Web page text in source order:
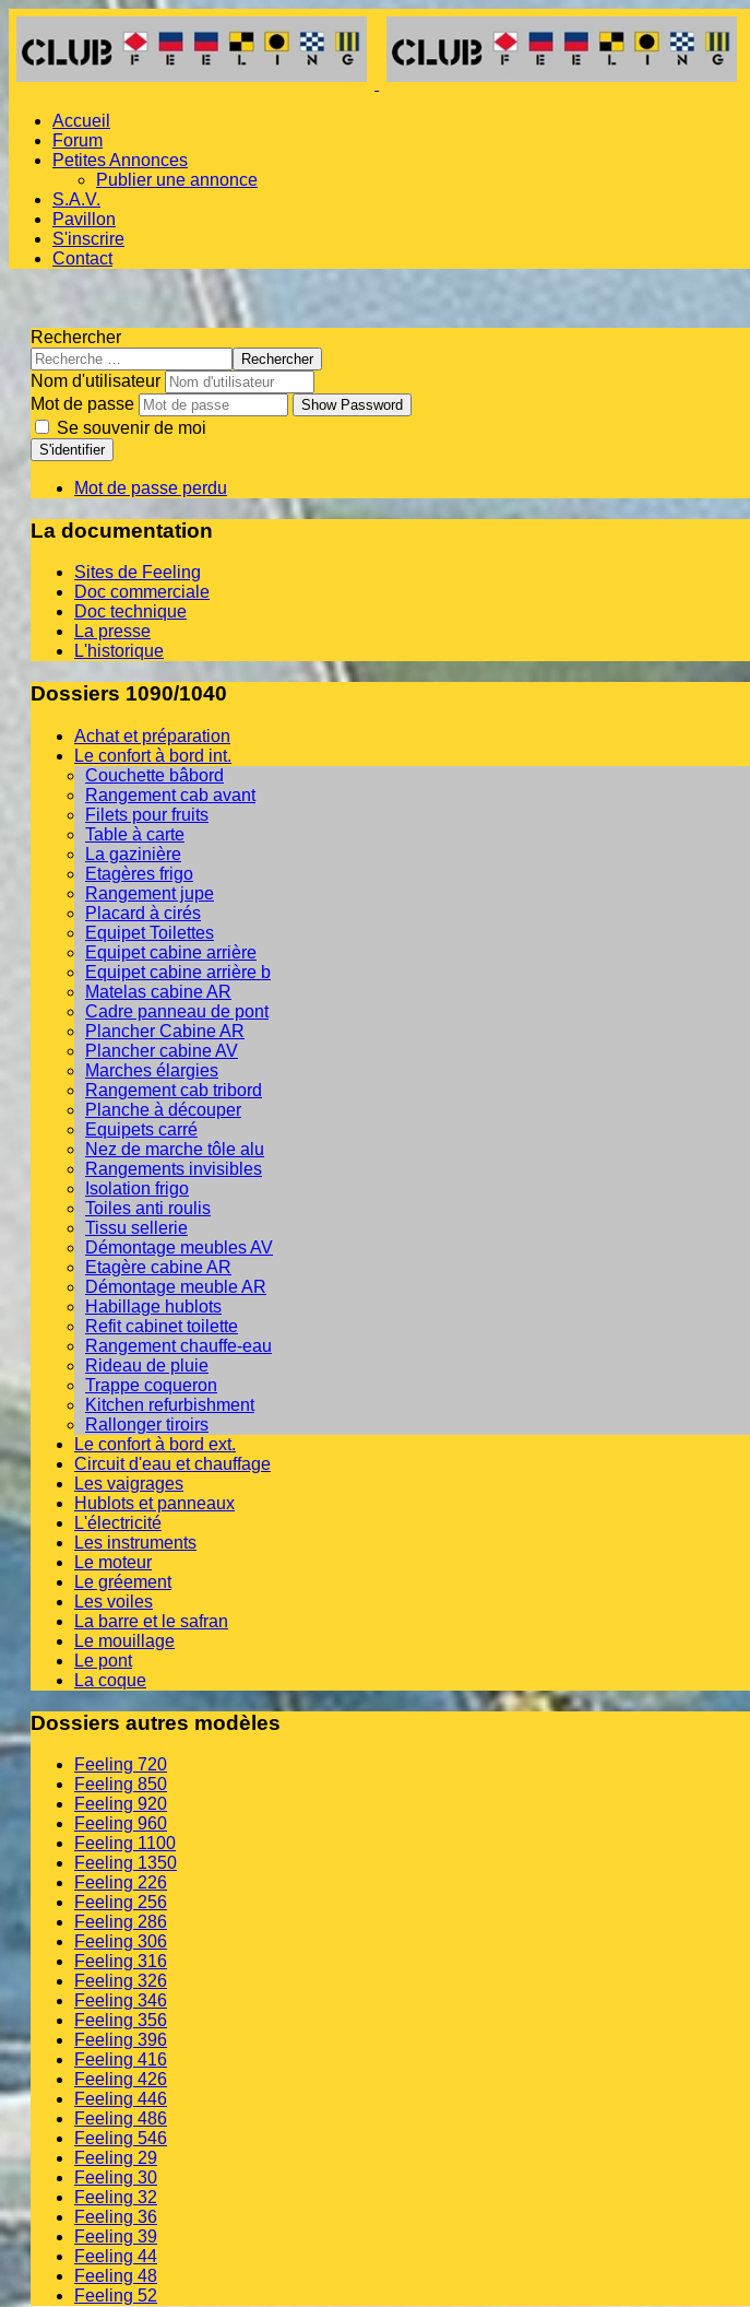
Accueil
Forum
Petites Annonces
Publier une annonce
S.A.V.
Pavillon
S'inscrire
Contact
Rechercher
Rechercher
Nom d'utilisateur
Mot de passe
Show Password
Se souvenir de moi
S'identifier
Mot de passe perdu
La documentation
Sites de Feeling
Doc commerciale
Doc technique
La presse
L'historique
Dossiers 1090/1040
Achat et préparation
Le confort à bord int.
Couchette bâbord
Rangement cab avant
Filets pour fruits
Table à carte
La gazinière
Etagères frigo
Rangement jupe
Placard à cirés
Equipet Toilettes
Equipet cabine arrière
Equipet cabine arrière b
Matelas cabine AR
Cadre panneau de pont
Plancher Cabine AR
Plancher cabine AV
Marches élargies
Rangement cab tribord
Planche à découper
Equipets carré
Nez de marche tôle alu
Rangements invisibles
Isolation frigo
Toiles anti roulis
Tissu sellerie
Démontage meubles AV
Etagère cabine AR
Démontage meuble AR
Habillage hublots
Refit cabinet toilette
Rangement chauffe-eau
Rideau de pluie
Trappe coqueron
Kitchen refurbishment
Rallonger tiroirs
Le confort à bord ext.
Circuit d'eau et chauffage
Les vaigrages
Hublots et panneaux
L'électricité
Les instruments
Le moteur
Le gréement
Les voiles
La barre et le safran
Le mouillage
Le pont
La coque
Dossiers autres modèles
Feeling 720
Feeling 850
Feeling 920
Feeling 960
Feeling 1100
Feeling 1350
Feeling 226
Feeling 256
Feeling 286
Feeling 306
Feeling 316
Feeling 326
Feeling 346
Feeling 356
Feeling 396
Feeling 416
Feeling 426
Feeling 446
Feeling 486
Feeling 546
Feeling 29
Feeling 30
Feeling 32
Feeling 36
Feeling 39
Feeling 44
Feeling 48
Feeling 52